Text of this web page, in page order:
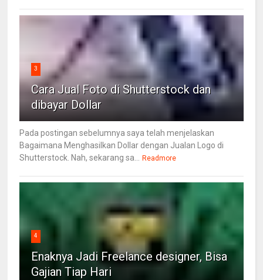
3
Cara Jual Foto di Shutterstock dan
dibayar Dollar
Pada postingan sebelumnya saya telah menjelaskan
Bagaimana Menghasilkan Dollar dengan Jualan Logo di
Shutterstock. Nah, sekarang sa... Readmore
4
Enaknya Jadi Freelance designer, Bisa
Gajian Tiap Hari